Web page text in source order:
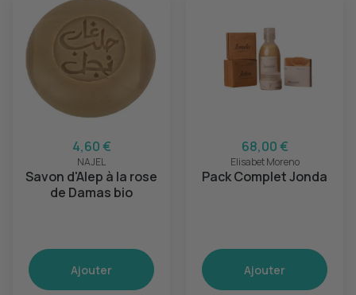
4,60 €
NAJEL
Savon d'Alep à la rose
de Damas bio
Ajouter
68,00 €
Elisabet Moreno
Pack Complet Jonda
Ajouter